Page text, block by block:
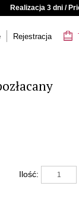
Realizacja 3 dni /
Rejestracja
Ilość: